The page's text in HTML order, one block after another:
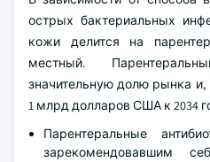
острых бактериальных
кожи делится на
местный.
значительную долю рынка и,
1 млрд долларов США к 2034
Парентеральные
зарекомендовавшим